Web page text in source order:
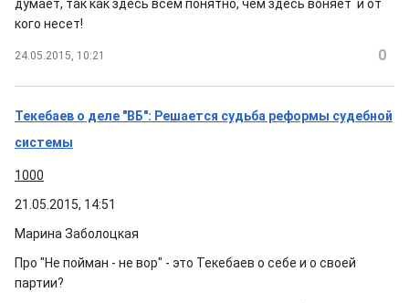
думает, так как здесь всем понятно, чем здесь воняет и от
кого несет!
24.05.2015, 10:21 0
Текебаев о деле "ВБ": Решается судьба реформы судебной
системы
1000
21.05.2015, 14:51
Марина Заболоцкая
Про "Не пойман - не вор" - это Текебаев о себе и о своей
партии?